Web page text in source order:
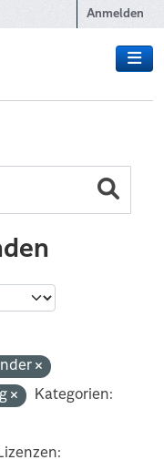
Anmelden
Kategorien: